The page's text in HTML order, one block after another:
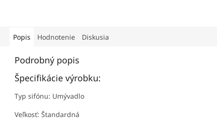
Popis Hodnotenie Diskusia
Podrobný popis
Špecifikácie výrobku:
Typ sifónu: Umývadlo
Veľkosť: Štandardná